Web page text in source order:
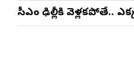
సీఎం ఢిల్లీకి వెళ్లకపోతే..